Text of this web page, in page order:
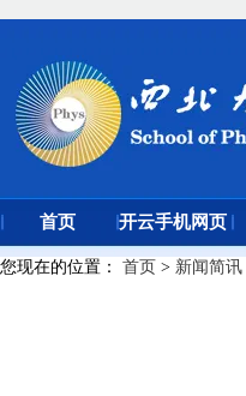
您现在的位置 ： 首页 > 新闻简讯
首页 开云手机网页
版登录入口